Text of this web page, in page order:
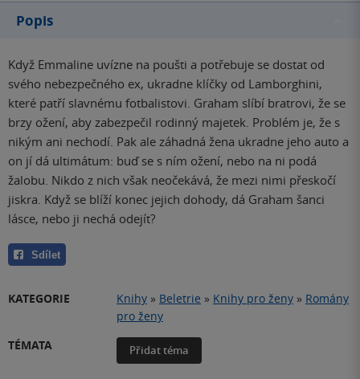
Popis
Když Emmaline uvízne na poušti a potřebuje se dostat od
svého nebezpečného ex, ukradne klíčky od Lamborghini,
které patří slavnému fotbalistovi. Graham slíbí bratrovi, že se
brzy ožení, aby zabezpečil rodinný majetek. Problém je, že s
nikým ani nechodí. Pak ale záhadná žena ukradne jeho auto a
on jí dá ultimátum: buď se s ním ožení, nebo na ni podá
žalobu. Nikdo z nich však neočekává, že mezi nimi přeskočí
jiskra. Když se blíží konec jejich dohody, dá Graham šanci
lásce, nebo ji nechá odejít?
Sdílet
KATEGORIE Knihy » Beletrie » Knihy pro ženy » Romány
pro ženy
TÉMATA
Přidat téma